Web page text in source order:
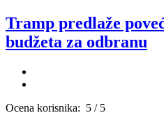
Tramp predlaže
budžeta za odbranu
Ocena korisnika: 5 / 5